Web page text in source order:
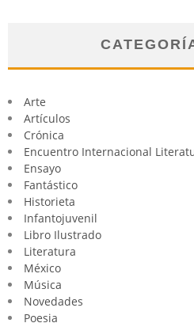
Arte
Artículos
Crónica
Encuentro Internacional
Ensayo
Fantástico
Historieta
Infantojuvenil
Libro Ilustrado
Literatura
México
Música
Novedades
Poesia